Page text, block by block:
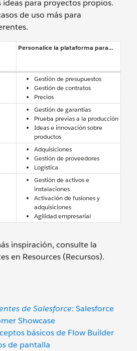
para proyectos propios.
de uso más para
Personalice la plataforma para...
Gestión de presupuestos
Gestión de contratos
Precios
Gestión de garantías
Prueba previas a la producción
Ideas e innovación sobre
productos
Adquisiciones
Gestión de proveedores
Logística
Gestión de activos e
instalaciones
Activación de fusiones y
adquisiciones
Agilidad empresarial
inspiración, consulte la
en Resources (Recursos).
de Salesforce: Salesforce
Showcase
básicos de Flow Builder
de pantalla